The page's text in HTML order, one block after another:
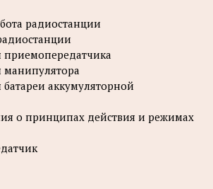
радиостанции
приемопередатчика
манипулятора
батареи аккумуляторной
о принципах действия и режимах